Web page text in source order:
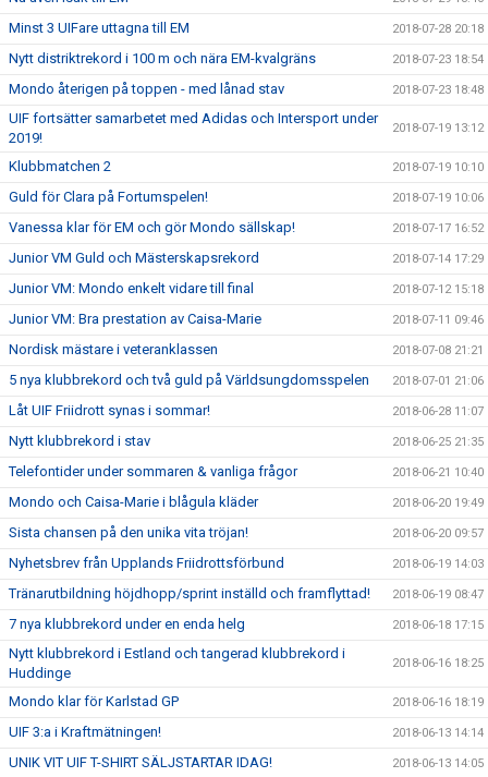
Minst 3 UIFare uttagna till EM 2018-07-28 20:18
Nytt distriktrekord i 100 m och nära EM-kvalgräns 2018-07-23 18:54
Mondo återigen på toppen - med lånad stav 2018-07-23 18:48
UIF fortsätter samarbetet med Adidas och Intersport under
2019!
2018-07-19 13:12
Klubbmatchen 2 2018-07-19 10:10
Guld för Clara på Fortumspelen! 2018-07-19 10:06
Vanessa klar för EM och gör Mondo sällskap! 2018-07-17 16:52
Junior VM Guld och Mästerskapsrekord 2018-07-14 17:29
Junior VM: Mondo enkelt vidare till final 2018-07-12 15:18
Junior VM: Bra prestation av Caisa-Marie 2018-07-11 09:46
Nordisk mästare i veteranklassen 2018-07-08 21:21
5 nya klubbrekord och två guld på Världsungdomsspelen 2018-07-01 21:06
Låt UIF Friidrott synas i sommar! 2018-06-28 11:07
Nytt klubbrekord i stav 2018-06-25 21:35
Telefontider under sommaren & vanliga frågor 2018-06-21 10:40
Mondo och Caisa-Marie i blågula kläder 2018-06-20 19:49
Sista chansen på den unika vita tröjan! 2018-06-20 09:57
Nyhetsbrev från Upplands Friidrottsförbund 2018-06-19 14:03
Tränarutbildning höjdhopp/sprint inställd och framflyttad! 2018-06-19 08:47
7 nya klubbrekord under en enda helg 2018-06-18 17:15
Nytt klubbrekord i Estland och tangerad klubbrekord i
Huddinge
2018-06-16 18:25
Mondo klar för Karlstad GP 2018-06-16 18:19
UIF 3:a i Kraftmätningen! 2018-06-13 14:14
UNIK VIT UIF T-SHIRT SÄLJSTARTAR IDAG! 2018-06-13 14:05